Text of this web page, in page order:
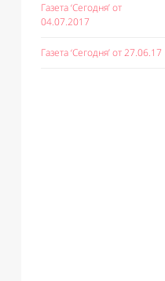
Газета ‘Сегодня’ от
04.07.2017
Газета ‘Сегодня’ от 27.06.17